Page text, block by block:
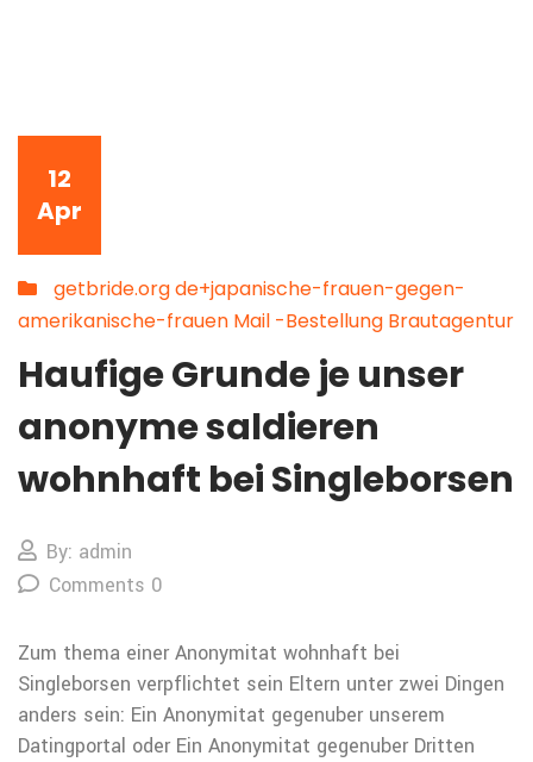
12
Apr
getbride.org de+japanische-frauen-gegen-
amerikanische-frauen Mail -Bestellung Brautagentur
Haufige Grunde je unser
anonyme saldieren
wohnhaft bei Singleborsen
By: admin
Comments 0
Zum thema einer Anonymitat wohnhaft bei
Singleborsen verpflichtet sein Eltern unter zwei Dingen
anders sein: Ein Anonymitat gegenuber unserem
Datingportal oder Ein Anonymitat gegenuber Dritten